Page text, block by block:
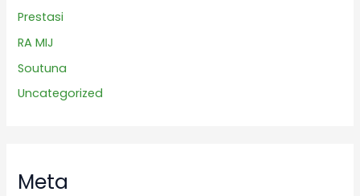
Prestasi
RA MIJ
Soutuna
Uncategorized
Meta